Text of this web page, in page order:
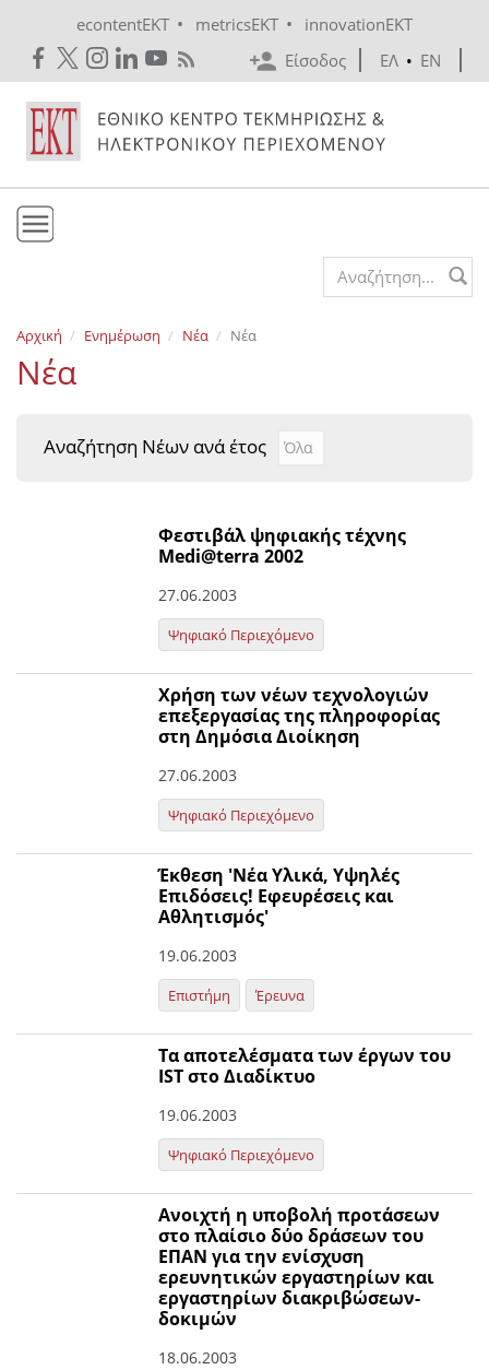
econtentEKT • metricsEKT •
innovationEKT
Είσοδος
ΕΛ • EN
Εκδόσεις
Ενημέρωση
Search form
Αρχική Ενημέρωση Νέα Νέα
Νέα
Αναζήτηση Νέων ανά έτος Αναζήτηση Νέων ανά
Year
Φεστιβάλ ψηφιακής τέχνης
Μedi@terra 2002
27.06.2003
Ψηφιακό Περιεχόμενο
Χρήση των νέων τεχνολογιών
επεξεργασίας της πληροφορίας
στη Δημόσια Διοίκηση
27.06.2003
Ψηφιακό Περιεχόμενο
Έκθεση 'Νέα Υλικά, Υψηλές
Επιδόσεις! Εφευρέσεις και
Αθλητισμός'
19.06.2003
Επιστήμη Έρευνα
Τα αποτελέσματα των έργων του
IST στο Διαδίκτυο
19.06.2003
Ψηφιακό Περιεχόμενο
Ανοιχτή η υποβολή προτάσεων
στο πλαίσιο δύο δράσεων του
ΕΠΑΝ για την ενίσχυση
ερευνητικών εργαστηρίων και
εργαστηρίων διακριβώσεων-
δοκιμών
18.06.2003